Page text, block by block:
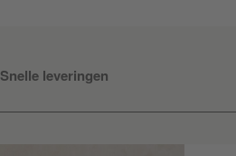
Snelle leveringen